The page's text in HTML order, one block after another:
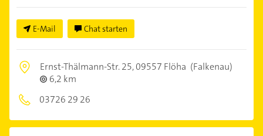
E-Mail Chat starten
Ernst-Thälmann-Str. 25,09557 Flöha (Falkenau)
6,2 km
03726 29 26